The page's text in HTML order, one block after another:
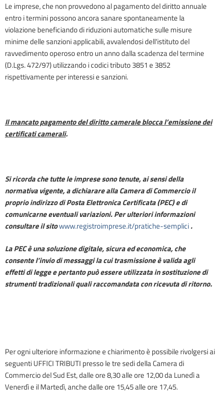
Le imprese, che non provvedono al pagamento del diritto annuale
entro i termini possono ancora sanare spontaneamente la
violazione beneficiando di riduzioni automatiche sulle misure
minime delle sanzioni applicabili, avvalendosi dell'istituto del
ravvedimento operoso entro un anno dalla scadenza del termine
(D.Lgs. 472/97) utilizzando i codici tributo 3851 e 3852
rispettivamente per interessi e sanzioni.
Il mancato pagamento del diritto camerale blocca l’emissione dei
certificati camerali.
Si ricorda che tutte le imprese sono tenute, ai sensi della
normativa vigente, a dichiarare alla Camera di Commercio il
proprio indirizzo di Posta Elettronica Certificata (PEC) e di
comunicarne eventuali variazioni. Per ulteriori informazioni
consultare il sitowww.registroimprese.it/pratiche-semplici.
La PEC è una soluzione digitale, sicura ed economica, che
consente l’invio di messaggi la cui trasmissione è valida agli
effetti di legge e pertanto può essere utilizzata in sostituzione di
strumenti tradizionali quali raccomandata con ricevuta di ritorno.
Per ogni ulteriore informazione e chiarimento è possibile rivolgersi ai
seguenti UFFICI TRIBUTI presso le tre sedi della Camera di
Commercio del Sud Est, dalle ore 8,30 alle ore 12,00 da Lunedì a
Venerdì e il Martedì, anche dalle ore 15,45 alle ore 17,45.